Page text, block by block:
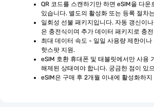
QR 코드를 스캔하기만 하면 eSIM을 다운
있습니다. 별도의 활성화 또는 등록 절차
일회성 선불 패키지입니다. 자동 갱신이
은 충전식이며 추가 데이터 패키지로 충
최대 데이터 속도 - 일일 사용량 제한이나
핫스팟 지원.
eSIM 호환 휴대폰 및 태블릿에서만 사용
해제된 상태여야 합니다. 궁금한 점이 있
eSIM은 구매 후 2개월 이내에 활성화하